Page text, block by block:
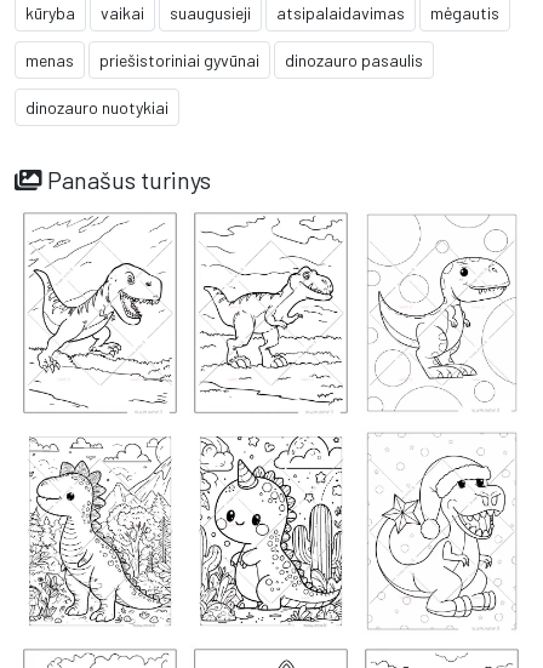
kūryba vaikai suaugusieji atsipalaidavimas mėgautis
menas priešistoriniai gyvūnai dinozauro pasaulis
dinozauro nuotykiai
Panašus turinys